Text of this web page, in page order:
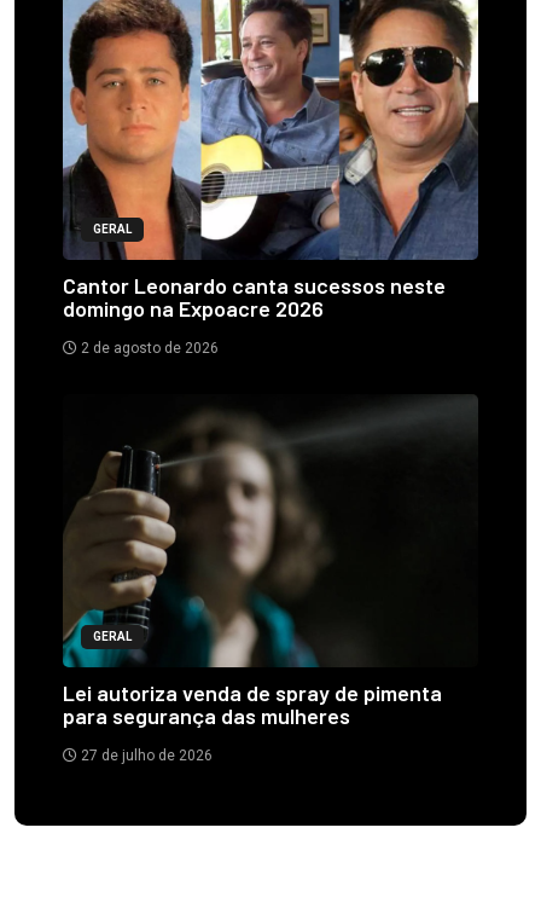
GERAL
Cantor Leonardo canta sucessos neste
domingo na Expoacre 2026
2 de agosto de 2026
GERAL
Lei autoriza venda de spray de pimenta
para segurança das mulheres
27 de julho de 2026